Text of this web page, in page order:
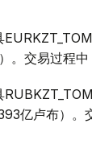
。交易过程中
亿卢布）。